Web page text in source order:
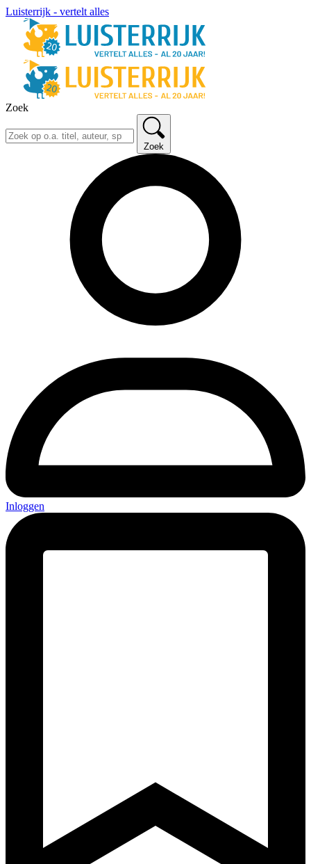
Luisterrijk - vertelt alles
Zoek
Zoek
Inloggen